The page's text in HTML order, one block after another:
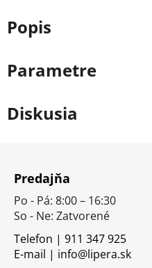
Popis
Parametre
Diskusia
Predajňa
Po - Pá: 8:00 – 16:30
So - Ne: Zatvorené
Telefon | 911 347 925
E-mail | info@lipera.sk